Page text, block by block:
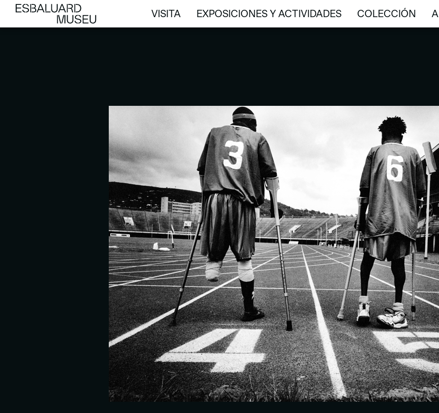
VISITA
VISITA
EXPOSICIONES Y ACTIVIDADES
EXPOSICIONES Y ACTIVIDADES
COLECCIÓN
COLECCIÓN